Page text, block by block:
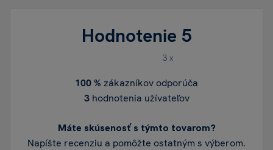
Hodnotenie 5
3 x
100 % zákazníkov odporúča
3hodnotenia užívateľov
Máte skúsenosť s týmto tovarom?
Napíšte recenziu a pomôžte ostatným s výberom.